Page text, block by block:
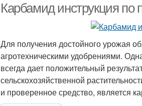
Карбамид инструкция
Для получения достойного урожая
агротехническими удобрениями.
всегда дает положительный
сельскохозяйственной
и проверенное средство, является